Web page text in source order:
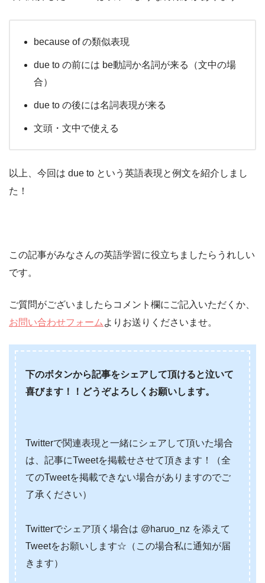
because of の類似表現
due to の前には be動詞か名詞が来る（文中の場
合）
due to の後には名詞表現が来る
文頭・文中で使える
以上、今回は due to という英語表現と例文を紹介しまし
た！
この記事がみなさんの英語学習に役立ちましたらうれしい
です。
ご質問がございましたらコメント欄にご記入いただくか、
お問い合わせフォームよりお送りくださいませ。
下のボタンから記事をシェアして頂けると泣いて
喜びます！！どうぞよろしくお願いします。
Twitterで関連表現と一緒にシェアして頂いた場合
は、記事にTweetを掲載せさせて頂きます！（全
てのTweetを掲載できない場合がありますのでご
了承ください）
Twitterでシェア頂く場合は @haruo_nz を添えて
Tweetをお願いします☆（この場合私に通知が届
きます）